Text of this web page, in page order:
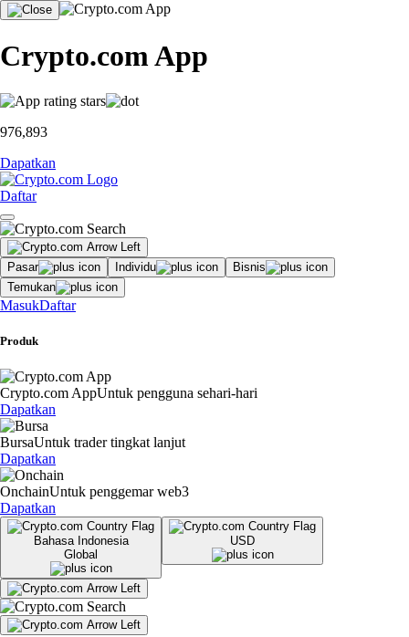
Crypto.com App
976,893
Dapatkan
Daftar
Pasar Individu
Bisnis
Temukan
MasukDaftar
Produk
Crypto.com AppUntuk pengguna sehari-hari
Dapatkan
BursaUntuk trader tingkat lanjut
Dapatkan
OnchainUntuk penggemar web3
Dapatkan
Bahasa Indonesia
Global
USD